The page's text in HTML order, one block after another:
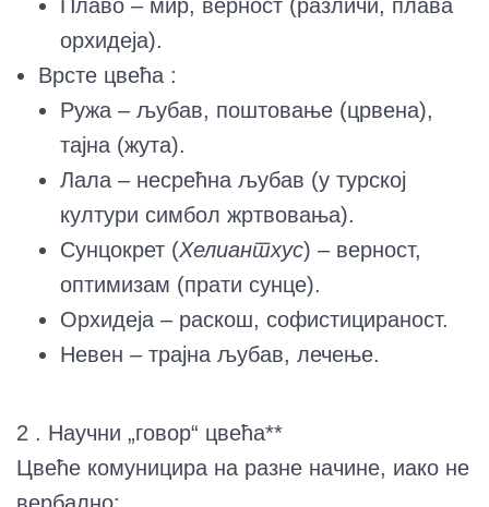
Плаво – мир, верност (различи, плава
орхидеја).
Врсте цвећа :
Ружа – љубав, поштовање (црвена),
тајна (жута).
Лала – несрећна љубав (у турској
култури симбол жртвовања).
Сунцокрет (Хелиантхус) – верност,
оптимизам (прати сунце).
Орхидеја – раскош, софистицираност.
Невен – трајна љубав, лечење.
2 . Научни „говор“ цвећа**
Цвеће комуницира на разне начине, иако не